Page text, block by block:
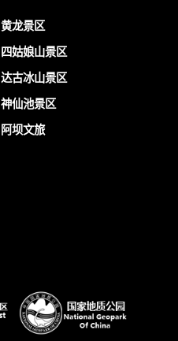
黄龙景区
四姑娘山景区
达古冰山景区
神仙池景区
阿坝文旅